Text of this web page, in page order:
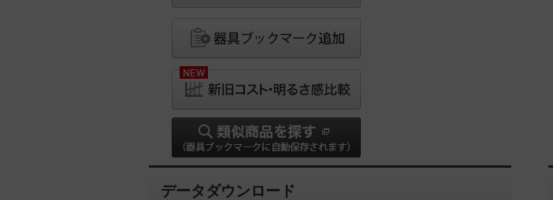
データダウンロード